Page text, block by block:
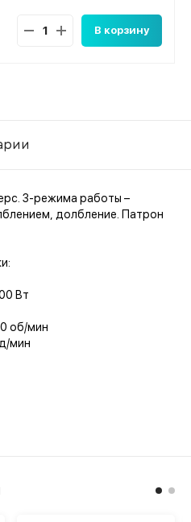
В корзину
3-режима работы –
долбление. Патрон
Вт
об/мин
мин